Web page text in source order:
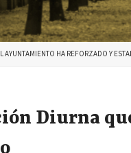
AYUNTAMIENTO HA REFORZADO Y
Diurna